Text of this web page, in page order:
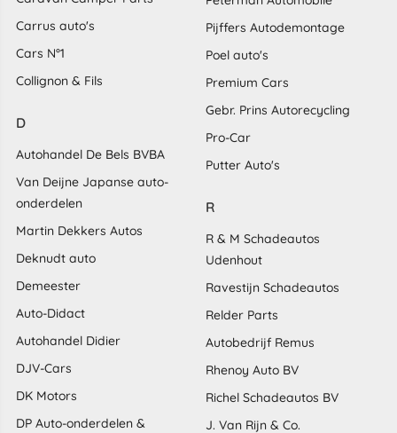
Carrus auto's
Cars N°1
Collignon & Fils
D
Autohandel De Bels BVBA
Van Deijne Japanse auto-
onderdelen
Martin Dekkers Autos
Deknudt auto
Demeester
Auto-Didact
Autohandel Didier
DJV-Cars
DK Motors
DP Auto-onderdelen &
Pijffers Autodemontage
Poel auto's
Premium Cars
Gebr. Prins Autorecycling
Pro-Car
Putter Auto's
R
R & M Schadeautos
Udenhout
Ravestijn Schadeautos
Relder Parts
Autobedrijf Remus
Rhenoy Auto BV
Richel Schadeautos BV
J. Van Rijn & Co.